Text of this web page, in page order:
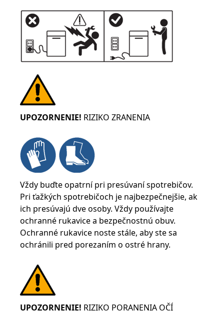
UPOZORNENIE! RIZIKO ZRANENIA
Vždy buďte opatrní pri presúvaní spotrebičov.
Pri ťažkých spotrebičoch je najbezpečnejšie, ak
ich presúvajú dve osoby. Vždy používajte
ochranné rukavice a bezpečnostnú obuv.
Ochranné rukavice noste stále, aby ste sa
ochránili pred porezaním o ostré hrany.
UPOZORNENIE! RIZIKO PORANENIA OČÍ